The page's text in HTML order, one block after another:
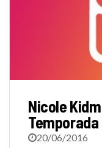
Nicole
Temporada
20/06/2016